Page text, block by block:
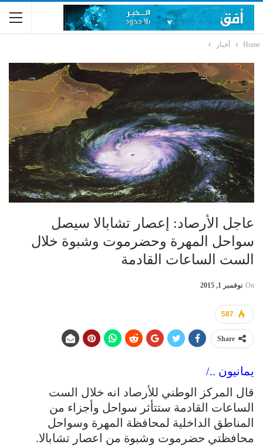
Home أخبار
عاجل الأرصاد: إعصار تشابالا سيصل
سواحل المهرة وحضرموت وشبوة خلال
الست الساعات القادمة
On نوفمبر 1, 2015
587
Share
يمانيون ../
قال المركز الوطني للأرصاد انه خلال الست
الساعات القادمة ستتأثر سواحل وأجزاء من
المناطق الداخلية لمحافظة المهرة وسواحل
محافظتي حضرموت وشبوة من اعصار تشابالا.